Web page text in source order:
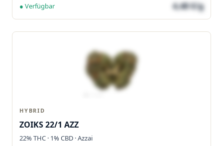
● Verfügbar 4,48 €/g
HYBRID
ZOIKS 22/1 AZZ
22% THC · 1% CBD · Azzai